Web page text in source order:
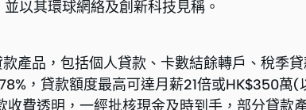
以其環球網絡及創新科技見稱。
產品，包括個人貸款、卡數結餘轉戶、稅季
，貸款額度最高可達月薪21倍或HK$350萬
費透明，一經批核現金及時到手，部分貸款